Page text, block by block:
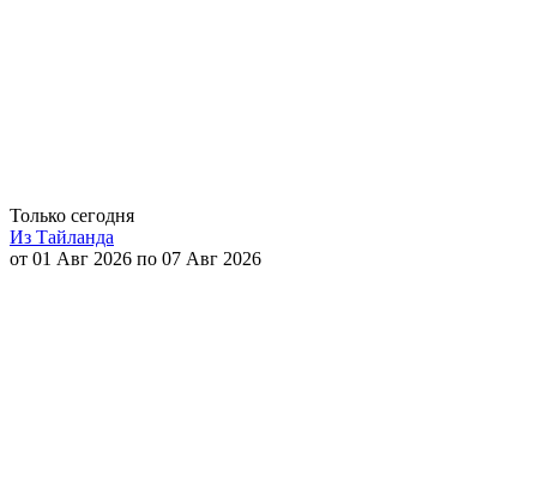
Только сегодня
Из Тайланда
от 01 Авг 2026 по 07 Авг 2026